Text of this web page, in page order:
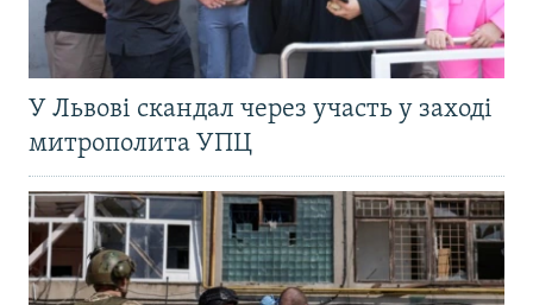
У Львові скандал через участь у заході
митрополита УПЦ